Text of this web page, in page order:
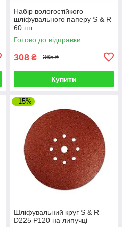
Набір вологостійкого
шліфувального паперу S & R
60 шт
Готово до відправки
308 ₴ 365 ₴
Купити
–15%
Шліфувальний круг S & R
D225 P120 на липучці